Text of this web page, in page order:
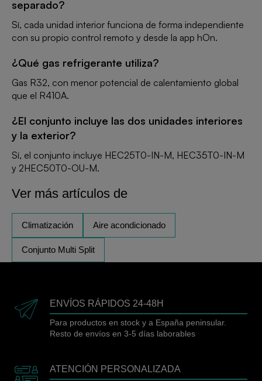
separado?
Sí, cada unidad interior funciona de forma independiente
con su propio control remoto y desde la app hOn.
¿Qué gas refrigerante utiliza?
Gas R32, con menor potencial de calentamiento global
que el R410A.
¿El conjunto incluye las dos unidades interiores
y la exterior?
Sí, el conjunto incluye HEC25T0-IN-M, HEC35T0-IN-M
y 2HEC50T0-OU-M.
Ver más artículos de
Climatización Aire acondicionado
Conjunto Multi Split
ENVÍOS RÁPIDOS 24-48H
Para productos en stock y a España peninsular.
Resto de envíos en 3-5 días laborables
ATENCIÓN PERSONALIZADA